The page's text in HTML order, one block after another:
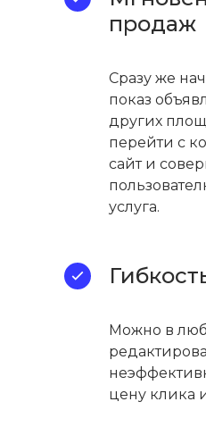
продаж
Сразу же
показ
других
перейти с
сайт и
услуга.
Можно в
цену клика